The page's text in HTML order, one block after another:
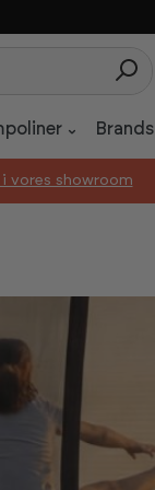
Brands
vores showroom